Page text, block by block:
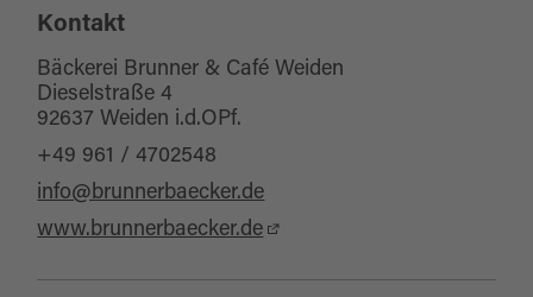
Kontakt
Bäckerei Brunner & Café Weiden
Dieselstraße 4
92637 Weiden i.d.OPf.
+49 961 / 4702548
info@brunnerbaecker.de
www.brunnerbaecker.de